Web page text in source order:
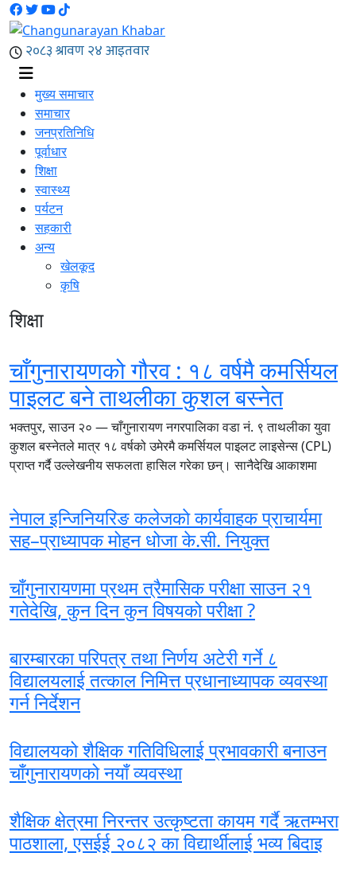
मुख्य समाचार
समाचार
जनप्रतिनिधि
पूर्वाधार
शिक्षा
स्वास्थ्य
पर्यटन
सहकारी
अन्य
खेलकूद
कृषि
शिक्षा
चाँगुनारायणको गौरव : १८ वर्षमै कमर्सियल
पाइलट बने ताथलीका कुशल बस्नेत
भक्तपुर, साउन २० — चाँगुनारायण नगरपालिका वडा नं. ९ ताथलीका युवा
कुशल बस्नेतले मात्र १८ वर्षको उमेरमै कमर्सियल पाइलट लाइसेन्स (CPL)
प्राप्त गर्दै उल्लेखनीय सफलता हासिल गरेका छन्। सानैदेखि आकाशमा
नेपाल इन्जिनियरिङ कलेजकाे कार्यवाहक प्राचार्यमा
सह–प्राध्यापक मोहन धोजा के.सी. नियुक्त
चाँगुनारायणमा प्रथम त्रैमासिक परीक्षा साउन २१
गतेदेखि, कुन दिन कुन विषयको परीक्षा ?
बारम्बारका परिपत्र तथा निर्णय अटेरी गर्ने ८
विद्यालयलाई तत्काल निमित्त प्रधानाध्यापक व्यवस्था
गर्न निर्देशन
विद्यालयको शैक्षिक गतिविधिलाई प्रभावकारी बनाउन
चाँगुनारायणको नयाँ व्यवस्था
शैक्षिक क्षेत्रमा निरन्तर उत्कृष्टता कायम गर्दै ऋतम्भरा
पाठशाला, एसईई २०८२ का विद्यार्थीलाई भव्य बिदाइ